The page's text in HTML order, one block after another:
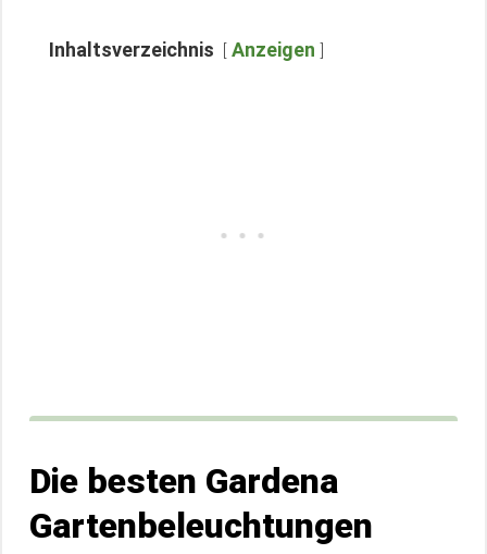
Inhaltsverzeichnis Anzeigen
Die besten Gardena
Gartenbeleuchtungen